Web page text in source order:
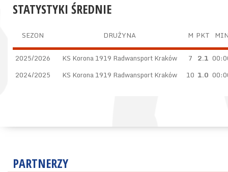
STATYSTYKI ŚREDNIE
SEZON DRUŻYNA M PKT
2025/2026 KS Korona 1919 Radwansport Kraków 7 2.1
2024/2025
KS Korona 1919 Radwansport Kraków 10 1.0
PARTNERZY